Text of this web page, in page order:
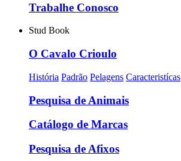
Trabalhe Conosco
Stud Book
O Cavalo Crioulo
História Padrão Pelagens Caracteristícas
Pesquisa de Animais
Catálogo de Marcas
Pesquisa de Afixos